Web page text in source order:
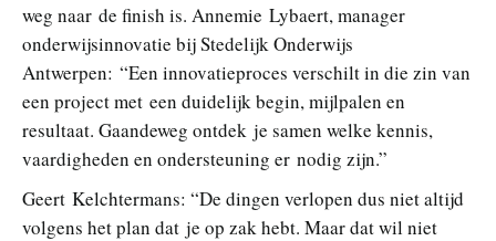
weg naar de finish is. Annemie Lybaert, manager
onderwijsinnovatie bij Stedelijk Onderwijs
Antwerpen: “Een innovatieproces verschilt in die zin van
een project met een duidelijk begin, mijlpalen en
resultaat. Gaandeweg ontdek je samen welke kennis,
vaardigheden en ondersteuning er nodig zijn.”
Geert Kelchtermans: “De dingen verlopen dus niet altijd
volgens het plan dat je op zak hebt. Maar dat wil niet